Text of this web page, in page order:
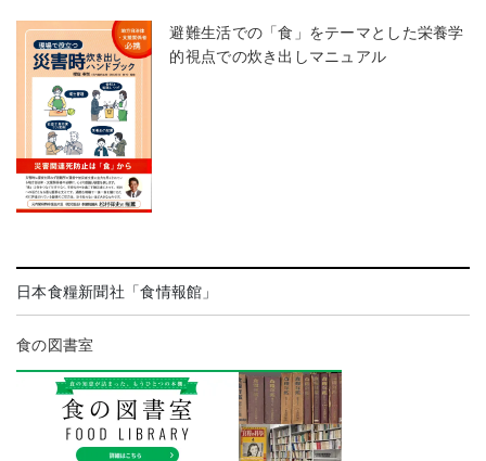
避難生活での「食」をテーマとした栄養学
的視点での炊き出しマニュアル
日本食糧新聞社「食情報館」
食の図書室